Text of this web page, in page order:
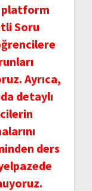
platform
Soru
Ayrıca,
detaylı
ders